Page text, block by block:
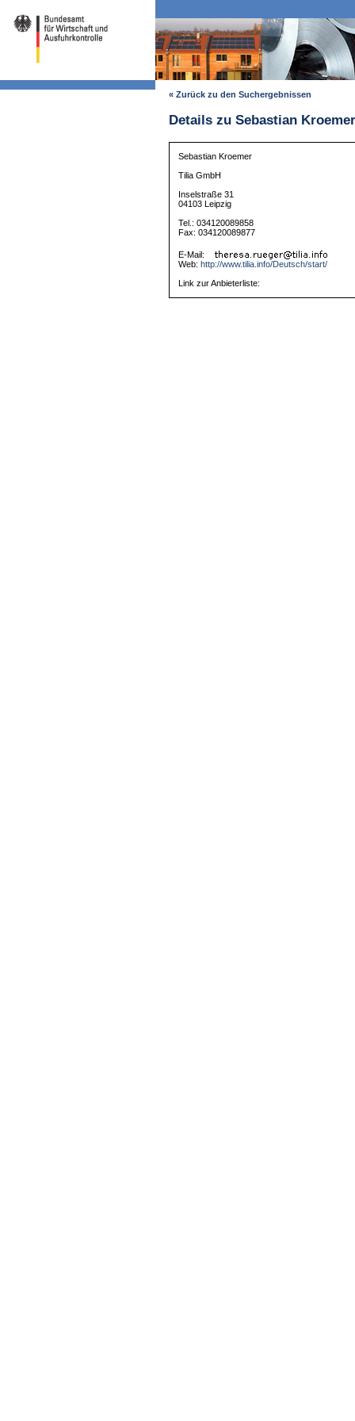
« Zurück zu den Suchergebnissen
Details zu Sebastian Kroemer
Sebastian Kroemer
Tilia GmbH
Inselstraße 31
04103 Leipzig
Tel.: 034120089858
Fax: 034120089877
E-Mail:
Web: http://www.tilia.info/Deutsch/start/
Link zur Anbieterliste: